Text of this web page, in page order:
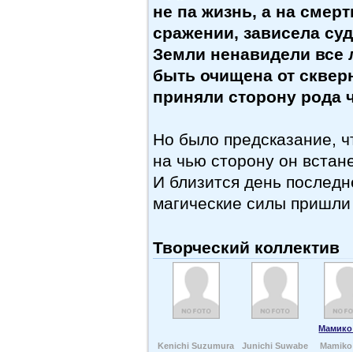
не па жизнь, а на
сражении, зависела
Земли ненавидели все
быть очищена от
приняли сторону рода
Но было предсказание,
на чью сторону он
И близится день
магические силы
Творческий коллектив
Kenichi Suzumura
Junichi Suwabe